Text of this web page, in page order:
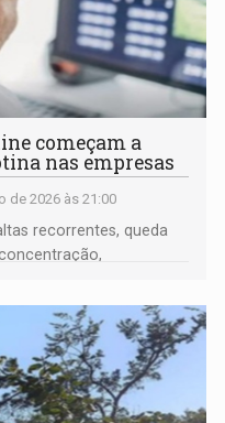
começam a
nas empresas
de 2026 às 21:00
recorrentes, queda